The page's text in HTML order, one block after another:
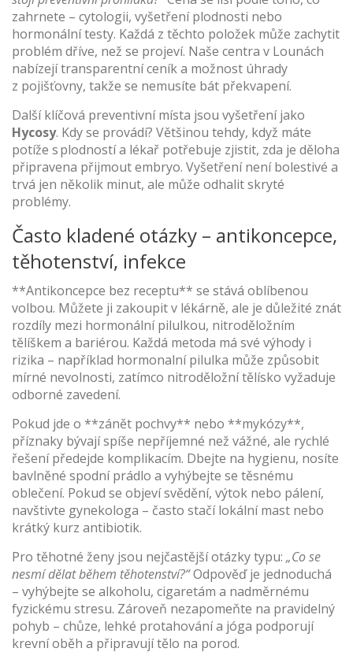
zahrnete – cytologii, vyšetření plodnosti nebo
hormonální testy. Každá z těchto položek může zachytit
problém dříve, než se projeví. Naše centra v Lounách
nabízejí transparentní ceník a možnost úhrady
z pojišťovny, takže se nemusíte bát překvapení.
Další klíčová preventivní místa jsou vyšetření jako
Hycosy. Kdy se provádí? Většinou tehdy, když máte
potíže s plodností a lékař potřebuje zjistit, zda je děloha
připravena přijmout embryo. Vyšetření není bolestivé a
trvá jen několik minut, ale může odhalit skryté
problémy.
Často kladené otázky – antikoncepce,
těhotenství, infekce
**Antikoncepce bez receptu** se stává oblíbenou
volbou. Můžete ji zakoupit v lékárně, ale je důležité znát
rozdíly mezi hormonální pilulkou, nitroděložním
tělíškem a bariérou. Každá metoda má své výhody i
rizika – například hormonalní pilulka může způsobit
mírné nevolnosti, zatímco nitroděložní tělísko vyžaduje
odborné zavedení.
Pokud jde o **zánět pochvy** nebo **mykózy**,
příznaky bývají spíše nepříjemné než vážné, ale rychlé
řešení předejde komplikacím. Dbejte na hygienu, nosíte
bavlněné spodní prádlo a vyhýbejte se těsnému
oblečení. Pokud se objeví svědění, výtok nebo pálení,
navštivte gynekologa – často stačí lokální mast nebo
krátký kurz antibiotik.
Pro těhotné ženy jsou nejčastější otázky typu: „Co se
nesmí dělat během těhotenství?“Odpověď je jednoduchá
– vyhýbejte se alkoholu, cigaretám a nadměrnému
fyzickému stresu. Zároveň nezapomeňte na pravidelný
pohyb – chůze, lehké protahování a jóga podporují
krevní oběh a připravují tělo na porod.